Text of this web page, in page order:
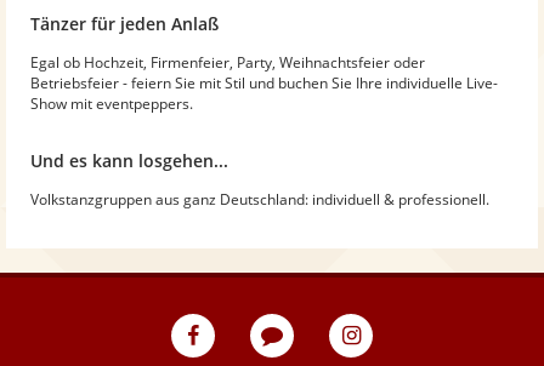
Tänzer für jeden Anlaß
Egal ob Hochzeit, Firmenfeier, Party, Weihnachtsfeier oder
Betriebsfeier - feiern Sie mit Stil und buchen Sie Ihre individuelle Live-
Show mit eventpeppers.
Und es kann losgehen...
Volkstanzgruppen aus ganz Deutschland: individuell & professionell.
eventpeppers
Blog
eventpeppers